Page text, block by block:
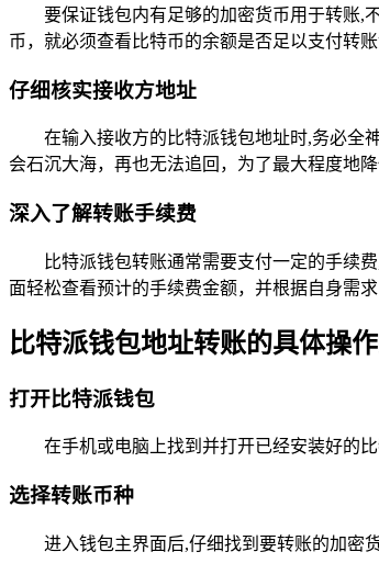
要保证钱包内有足够的加密货币用于转账,
币，就必须查看比特币的余额是否足以支付转
仔细核实接收方地址
在输入接收方的比特派钱包地址时,务必全
会石沉大海，再也无法追回，为了最大程度地
深入了解转账手续费
比特派钱包转账通常需要支付一定的手续
面轻松查看预计的手续费金额，并根据自身需
比特派钱包地址转账的具体操
打开比特派钱包
在手机或电脑上找到并打开已经安装好的
选择转账币种
进入钱包主界面后,仔细找到要转账的加密